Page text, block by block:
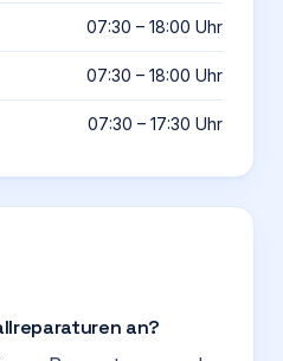
07:30 – 18:00 Uhr
07:30 – 18:00 Uhr
07:30 – 17:30 Uhr
an?